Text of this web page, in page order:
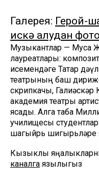
Галерея: Герой-
искә алудан
Музыкантлар — Муса
лауреатлары:
исемендәге Татар
театрының баш
скрипкачы, Галиәскәр
академия театры
ясады. Алга таба
училищесы
шагыйрь шигырьләре
Кызыклы яңалыкларны
каналга язылыгыз